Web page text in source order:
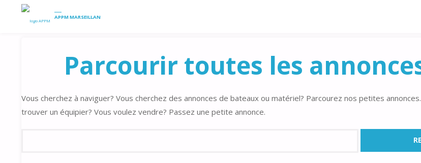
APPM MARSEILLAN
HOMEPETITES ANNONCES
Parcourir toutes les
Vous cherchez à naviguer? Vous cherchez des annonces de bateaux ou matériel? Parcourez nos petites
trouver un équipier? Vous voulez vendre? Passez une petite annonce.